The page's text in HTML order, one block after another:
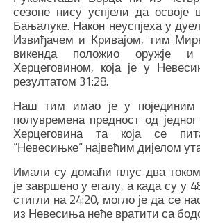
сезоне нису успјели да освоје
Бањалуке. Након неуспјеха у
Извиђачем и Кривајом, тим
викенда положио
Херцеговином, која је у
резултатом 31:28.
Наш тим имао је у појединим
полувремена предност од
Херцеговина та која се
“Невесињке“ највећим дијелом
Имали су домаћи плус два током
је завршено у егалу, а када су у
стигли на 24:20, могло је да се
из Невесиња неће вратити са